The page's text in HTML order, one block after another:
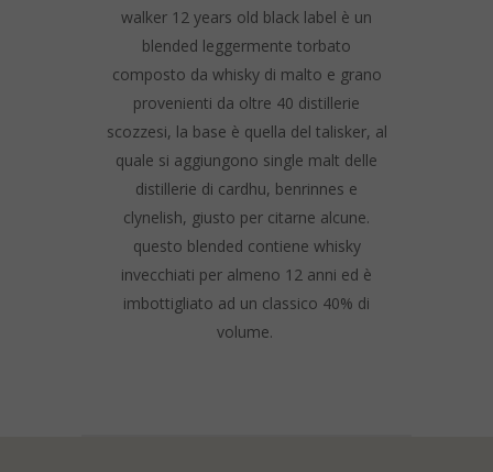
walker 12 years old black label è un
blended leggermente torbato
composto da whisky di malto e grano
provenienti da oltre 40 distillerie
scozzesi, la base è quella del talisker, al
quale si aggiungono single malt delle
distillerie di cardhu, benrinnes e
clynelish, giusto per citarne alcune.
questo blended contiene whisky
invecchiati per almeno 12 anni ed è
imbottigliato ad un classico 40% di
volume.